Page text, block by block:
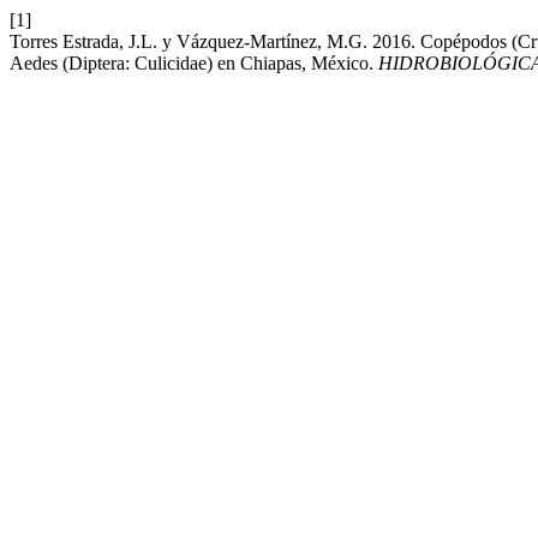
[1]
Torres Estrada, J.L. y Vázquez-Martínez, M.G. 2016. Copépodos
Aedes (Diptera: Culicidae) en Chiapas, México.